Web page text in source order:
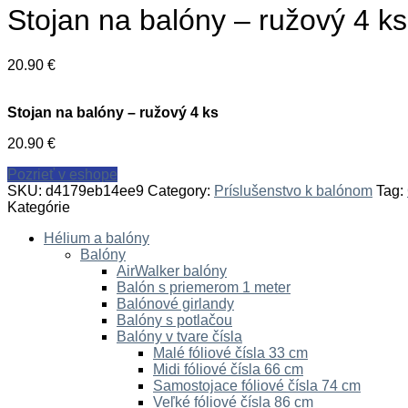
Stojan na balóny – ružový 4 ks
20.90 €
Stojan na balóny – ružový 4 ks
20.90 €
Pozrieť v eshope
SKU: d4179eb14ee9 Category: Príslušenstvo k balónom Tag:
Kategórie
Hélium a balóny
Balóny
AirWalker balóny
Balón s priemerom 1 meter
Balónové girlandy
Balóny s potlačou
Balóny v tvare čísla
Malé fóliové čísla 33 cm
Midi fóliové čísla 66 cm
Samostojace fóliové čísla 74 cm
Veľké fóliové čísla 86 cm